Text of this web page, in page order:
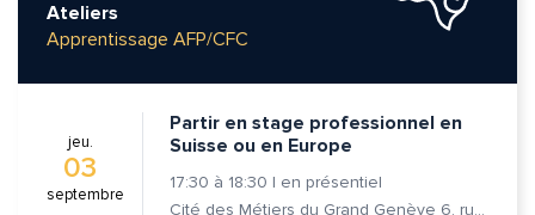
Ateliers
Apprentissage AFP/CFC
jeu.
03
septembre
Partir en stage professionnel en
Suisse ou en Europe
17:30 à 18:30 | en présentiel
Cité des Métiers du Grand Genève 6, rue Prévost-Martin 1205 Genève